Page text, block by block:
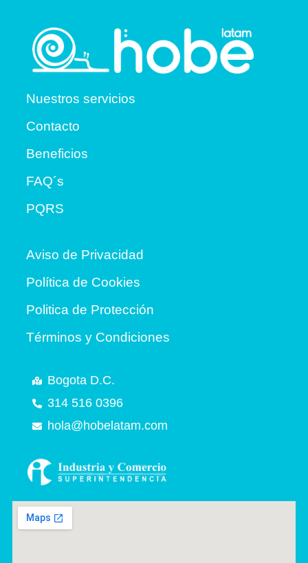
Nuestros servicios
Contacto
Beneficios
FAQ´s
PQRS
Aviso de Privacidad
Política de Cookies
Politica de Protección
Términos y Condiciones
Bogota D.C.
314 516 0396
hola@hobelatam.com